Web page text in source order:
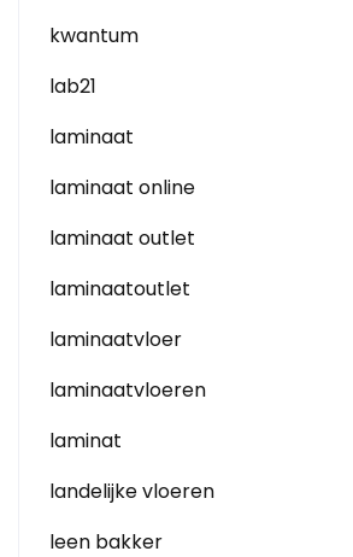
kwantum
lab21
laminaat
laminaat online
laminaat outlet
laminaatoutlet
laminaatvloer
laminaatvloeren
laminat
landelijke vloeren
leen bakker